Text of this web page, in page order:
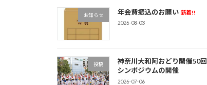
お知らせ 年会費振込のお願い 新着!!
2026-08-03
投稿
神奈川大和阿おどり開催50回
シンポジウムの開催
2026-07-06